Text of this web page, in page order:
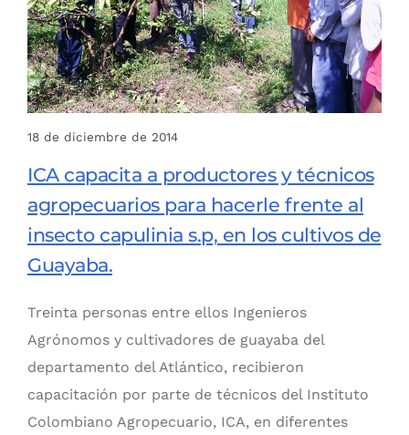
18 de diciembre de 2014
ICA capacita a productores y técnicos
agropecuarios para hacerle frente al
insecto capulinia s.p, en los cultivos de
Guayaba.
Treinta personas entre ellos Ingenieros
Agrónomos y cultivadores de guayaba del
departamento del Atlántico, recibieron
capacitación por parte de técnicos del Instituto
Colombiano Agropecuario, ICA, en diferentes